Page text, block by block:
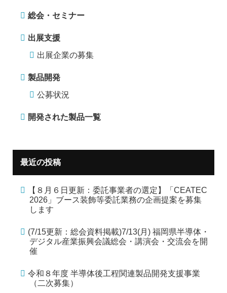
総会・セミナー
出展支援
出展企業の募集
製品開発
公募状況
開発された製品一覧
最近の投稿
【８月６日更新：委託事業者の選定】「CEATEC
2026」ブース装飾等委託業務の企画提案を募集
します
(7/15更新：総会資料掲載)7/13(月) 福岡県半導体・
デジタル産業振興会議総会・講演会・交流会を開
催
令和８年度 半導体後工程関連製品開発支援事業
（二次募集）